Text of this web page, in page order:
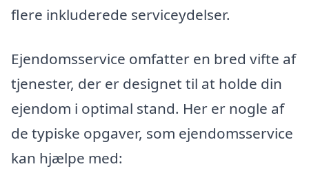
flere inkluderede serviceydelser.
Ejendomsservice omfatter en bred vifte af
tjenester, der er designet til at holde din
ejendom i optimal stand. Her er nogle af
de typiske opgaver, som ejendomsservice
kan hjælpe med: